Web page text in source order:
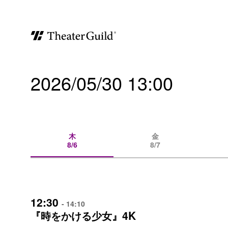
2026/05/30 13:00
木
8/6
金
8/7
12:30 - 14:10
『時をかける少女』 4K